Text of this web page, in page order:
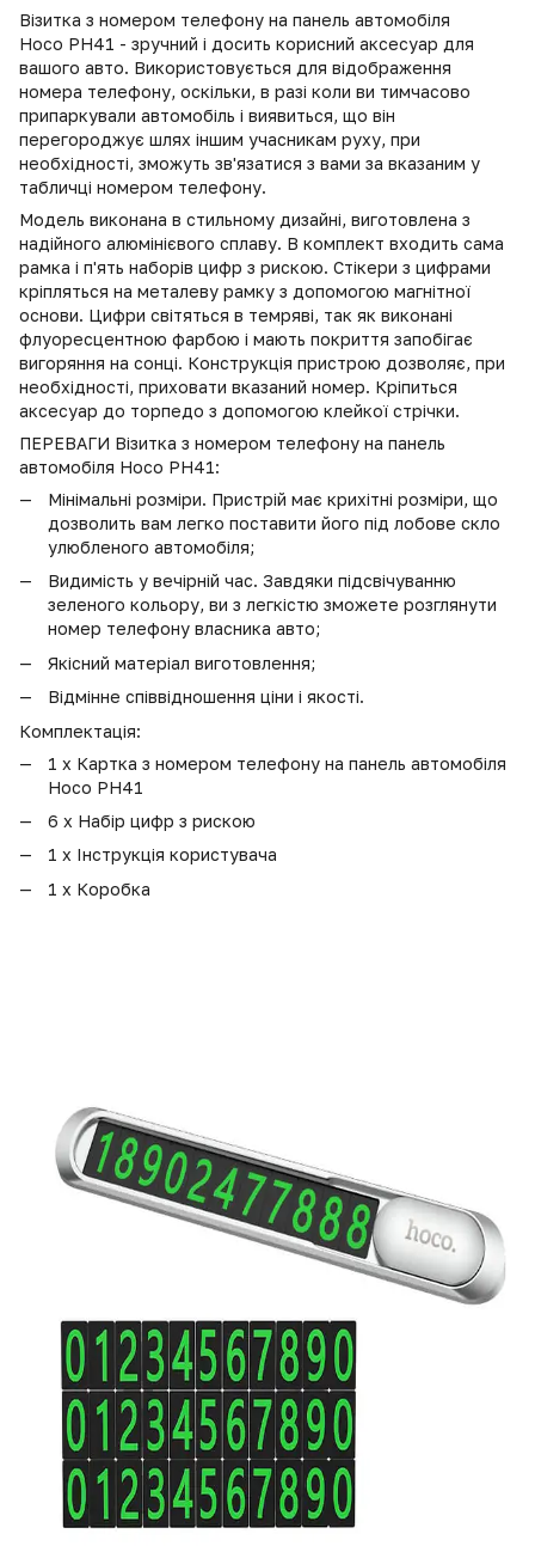
Візитка з номером телефону на панель автомобіля
Hoco PH41 - зручний і досить корисний аксесуар для
вашого авто. Використовується для відображення
номера телефону, оскільки, в разі коли ви тимчасово
припаркували автомобіль і виявиться, що він
перегороджує шлях іншим учасникам руху, при
необхідності, зможуть зв'язатися з вами за вказаним у
табличці номером телефону.
Модель виконана в стильному дизайні, виготовлена з
надійного алюмінієвого сплаву. В комплект входить сама
рамка і п'ять наборів цифр з рискою. Стікери з цифрами
кріпляться на металеву рамку з допомогою магнітної
основи. Цифри світяться в темряві, так як виконані
флуоресцентною фарбою і мають покриття запобігає
вигоряння на сонці. Конструкція пристрою дозволяє, при
необхідності, приховати вказаний номер. Кріпиться
аксесуар до торпедо з допомогою клейкої стрічки.
ПЕРЕВАГИ Візитка з номером телефону на панель
автомобіля Hoco PH41:
Мінімальні розміри. Пристрій має крихітні розміри, що
дозволить вам легко поставити його під лобове скло
улюбленого автомобіля;
Видимість у вечірній час. Завдяки підсвічуванню
зеленого кольору, ви з легкістю зможете розглянути
номер телефону власника авто;
Якісний матеріал виготовлення;
Відмінне співвідношення ціни і якості.
Комплектація:
1 х Картка з номером телефону на панель автомобіля
Hoco PH41
6 х Набір цифр з рискою
1 х Інструкція користувача
1 х Коробка